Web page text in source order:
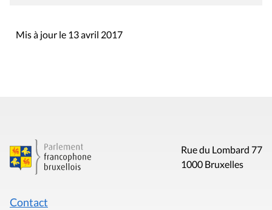
Mis à jour le 13 avril 2017
Rue du Lombard 77
1000 Bruxelles
Contact